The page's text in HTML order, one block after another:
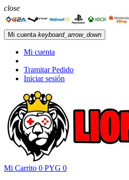
close
Mi cuenta keyboard_arrow_down
Mi cuenta
Tramitar Pedido
Iniciar sesión
Mi Carrito 0 PYG 0